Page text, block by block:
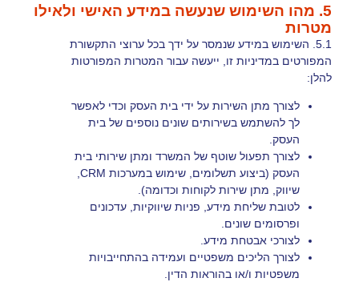
5. מהו השימוש שנעשה במידע האישי ולאילו
מטרות
5.1. השימוש במידע שנמסר על ידך בכל ערוצי התקשורת
המפורטים במדיניות זו, ייעשה עבור המטרות המפורטות
להלן:
לצורך מתן השירות על ידי בית העסק וכדי לאפשר
לך להשתמש בשירותים שונים נוספים של בית
העסק.
לצורך תפעול שוטף של המשרד ומתן שירותי בית
העסק (ביצוע תשלומים, שימוש במערכות CRM,
שיווק, מתן שירות לקוחות וכדומה).
לטובת שליחת מידע, פניות שיווקיות, עדכונים
ופרסומים שונים.
לצורכי אבטחת מידע.
לצורך הליכים משפטיים ועמידה בהתחייבויות
משפטיות ו/או בהוראות הדין.